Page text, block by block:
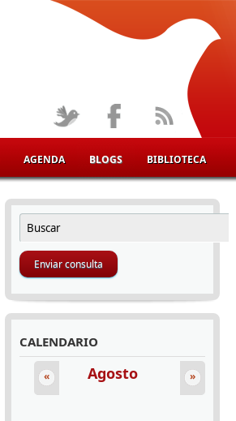
AGENDA BLOGS BIBLIOTECA
FORMULARIO DE BÚSQUEDA
Buscar
CALENDARIO
Agosto
« »